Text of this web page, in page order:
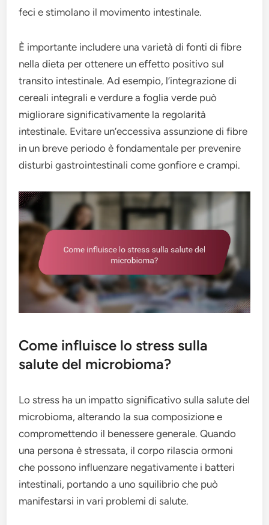
feci e stimolano il movimento intestinale.
È importante includere una varietà di fonti di fibre
nella dieta per ottenere un effetto positivo sul
transito intestinale. Ad esempio, l’integrazione di
cereali integrali e verdure a foglia verde può
migliorare significativamente la regolarità
intestinale. Evitare un’eccessiva assunzione di fibre
in un breve periodo è fondamentale per prevenire
disturbi gastrointestinali come gonfiore e crampi.
Come influisce lo stress sulla
salute del microbioma?
Lo stress ha un impatto significativo sulla salute del
microbioma, alterando la sua composizione e
compromettendo il benessere generale. Quando
una persona è stressata, il corpo rilascia ormoni
che possono influenzare negativamente i batteri
intestinali, portando a uno squilibrio che può
manifestarsi in vari problemi di salute.